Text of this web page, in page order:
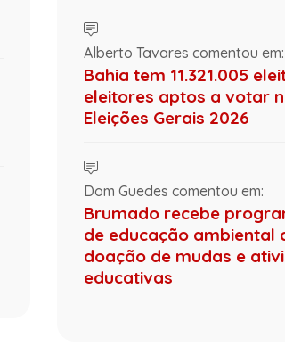
Alberto Tavares comentou em:
Bahia tem 11.321.005
eleitores aptos a votar
Eleições Gerais 2026
Dom Guedes comentou em:
Brumado recebe
de educação ambiental
doação de mudas e
educativas